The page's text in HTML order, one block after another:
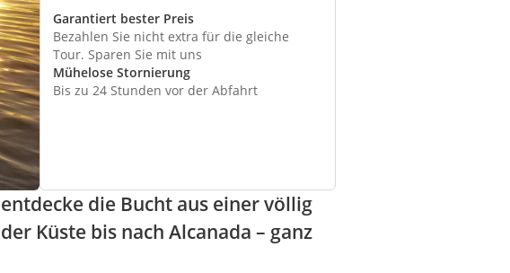
Garantiert bester Preis
Bezahlen Sie nicht extra für die gleiche
Tour. Sparen Sie mit uns
Mühelose Stornierung
Bis zu 24 Stunden vor der Abfahrt
die Bucht aus einer völlig
Küste bis nach Alcanada – ganz